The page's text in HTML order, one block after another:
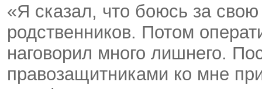
«Я сказал, что боюсь за
родственников. Потом
наговорил много лишнего.
правозащитниками ко мне